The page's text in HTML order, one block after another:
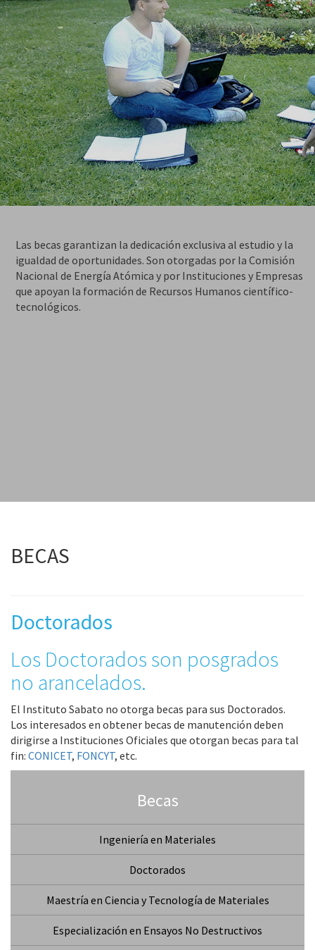
Las becas garantizan la dedicación exclusiva al estudio y la
igualdad de oportunidades. Son otorgadas por la Comisión
Nacional de Energía Atómica y por Instituciones y Empresas
que apoyan la formación de Recursos Humanos científico-
tecnológicos.
BECAS
Doctorados
Los Doctorados son posgrados
no arancelados.
El Instituto Sabato no otorga becas para sus Doctorados.
Los interesados en obtener becas de manutención deben
dirigirse a Instituciones Oficiales que otorgan becas para tal
fin: CONICET, FONCYT, etc.
Becas
Ingeniería en Materiales
Doctorados
Maestría en Ciencia y Tecnología de Materiales
Especialización en Ensayos No Destructivos